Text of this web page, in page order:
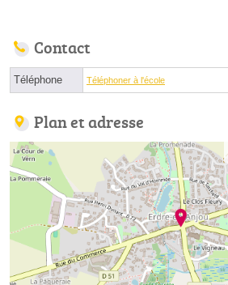
Contact
Téléphone Téléphoner à l'école
Plan et adresse